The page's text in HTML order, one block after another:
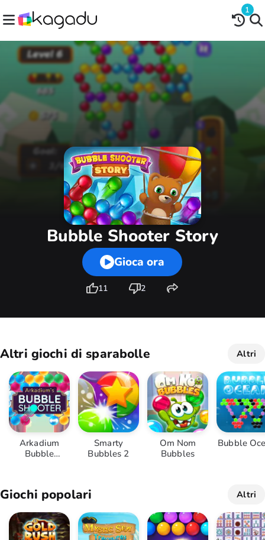
1
Bubble Shooter Story
Gioca ora
11 2
Altri giochi di sparabolle Altri
Arkadium
Bubble
Smarty
Bubbles 2
Om Nom
Bubbles
Bubble
Giochi popolari Altri